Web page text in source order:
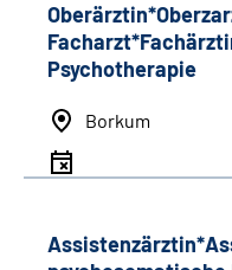
Psychotherapie
Borkum